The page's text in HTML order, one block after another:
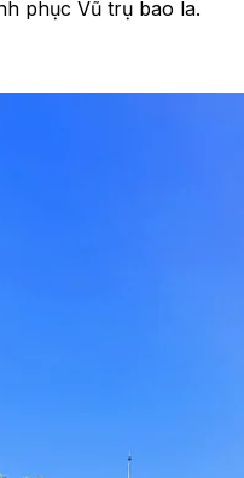
phục Vũ trụ bao la.